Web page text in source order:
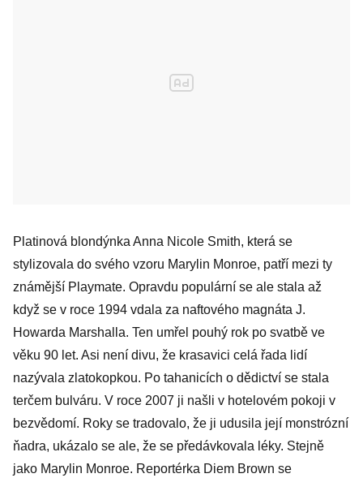
Platinová blondýnka Anna Nicole Smith, která se
stylizovala do svého vzoru Marylin Monroe, patří mezi ty
známější Playmate. Opravdu populární se ale stala až
když se v roce 1994 vdala za naftového magnáta J.
Howarda Marshalla. Ten umřel pouhý rok po svatbě ve
věku 90 let. Asi není divu, že krasavici celá řada lidí
nazývala zlatokopkou. Po tahanicích o dědictví se stala
terčem bulváru. V roce 2007 ji našli v hotelovém pokoji v
bezvědomí. Roky se tradovalo, že ji udusila její monstrózní
ňadra, ukázalo se ale, že se předávkovala léky. Stejně
jako Marylin Monroe. Reportérka Diem Brown se